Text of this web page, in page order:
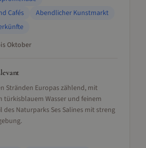
Cafés
Abendlicher Kunstmarkt
Oktober
Stränden Europas zählend, mit
türkisblauem Wasser und feinem
des Naturparks Ses Salines mit streng